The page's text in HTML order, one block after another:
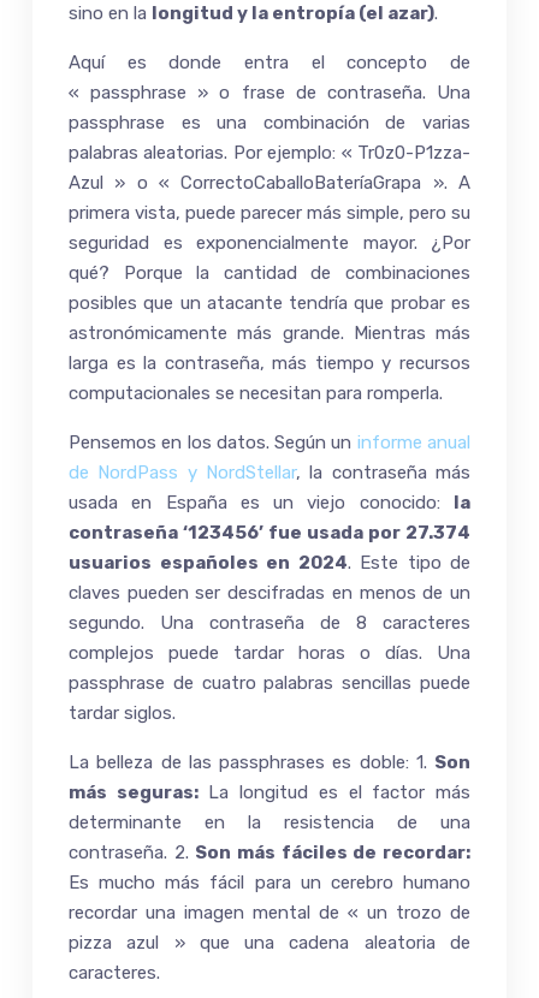
sino en la longitud y la entropía (el azar).
Aquí es donde entra el concepto de
« passphrase » o frase de contraseña. Una
passphrase es una combinación de varias
palabras aleatorias. Por ejemplo: « Tr0z0-P1zza-
Azul » o « CorrectoCaballoBateríaGrapa ». A
primera vista, puede parecer más simple, pero su
seguridad es exponencialmente mayor. ¿Por
qué? Porque la cantidad de combinaciones
posibles que un atacante tendría que probar es
astronómicamente más grande. Mientras más
larga es la contraseña, más tiempo y recursos
computacionales se necesitan para romperla.
Pensemos en los datos. Según un informe anual
de NordPass y NordStellar, la contraseña más
usada en España es un viejo conocido: la
contraseña ‘123456’ fue usada por 27.374
usuarios españoles en 2024. Este tipo de
claves pueden ser descifradas en menos de un
segundo. Una contraseña de 8 caracteres
complejos puede tardar horas o días. Una
passphrase de cuatro palabras sencillas puede
tardar siglos.
La belleza de las passphrases es doble: 1. Son
más seguras:La longitud es el factor más
determinante en la resistencia de una
contraseña. 2. Son más fáciles de recordar:
Es mucho más fácil para un cerebro humano
recordar una imagen mental de « un trozo de
pizza azul » que una cadena aleatoria de
caracteres.